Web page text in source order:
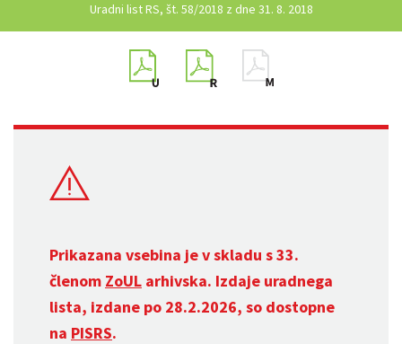
Uradni list RS, št. 58/2018 z dne 31. 8. 2018
Prikazana vsebina je v skladu s 33.
členom ZoUL arhivska. Izdaje uradnega
lista, izdane po 28.2.2026, so dostopne
na PISRS.